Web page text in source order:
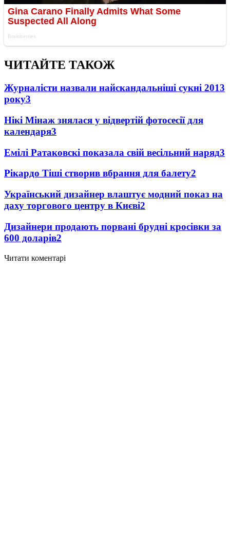
ЧИТАЙТЕ ТАКОЖ
Журналісти назвали найскандальніші сукні 2013
року3
Нікі Мінаж знялася у відвертій фотосесії для
календаря3
Емілі Ратаковскі показала свій весільний наряд3
Рікардо Тіші створив вбрання для балету2
Український дизайнер влаштує модний показ на
даху торгового центру в Києві2
Дизайнери продають порвані брудні кросівки за
600 доларів2
Читати коментарі